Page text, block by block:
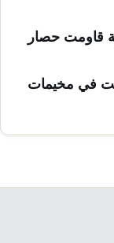
قاومت حصار
في مخيمات